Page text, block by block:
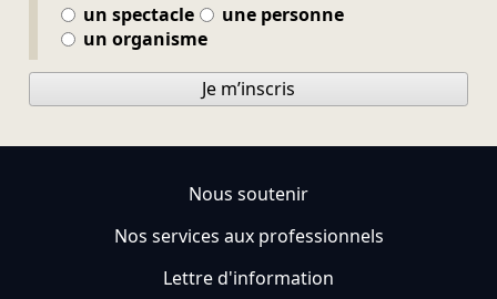
un spectacle
une personne
un organisme
Je m’inscris
Nous soutenir
Nos services aux professionnels
Lettre d'information